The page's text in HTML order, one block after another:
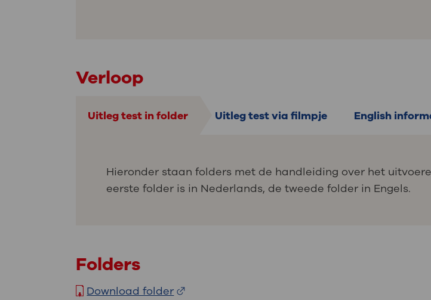
Verloop
Uitleg test in folder Uitleg test via filmpje English
Hieronder staan folders met de handleiding over het
eerste folder is in Nederlands, de tweede folder in Engels.
Folders
Download folder